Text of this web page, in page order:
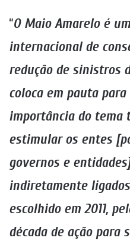
“O Maio Amarelo é
internacional de
redução de sinistros
coloca em pauta para
importância do tema
estimular os entes
governos e
indiretamente
escolhido em 2011,
década de ação para